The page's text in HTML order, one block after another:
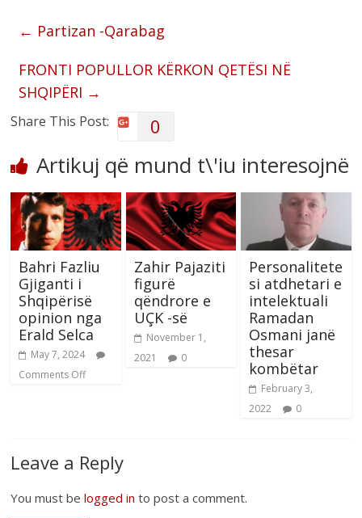
← Partizan -Qarabag
FRONTI POPULLOR KËRKON QETËSI NË
SHQIPËRI →
Share This Post: 0
Artikuj që mund t\'iu interesojnë
Bahri Fazliu
Gjiganti i
Shqipërisë
opinion nga
Erald Selca
May 7, 2024
Comments Off
Zahir Pajaziti
figurë
qëndrore e
UÇK -së
November 1,
2021
0
Personalitete
si atdhetari e
intelektuali
Ramadan
Osmani janë
thesar
kombëtar
February 3,
2022
0
Leave a Reply
You must belogged in to post a comment.